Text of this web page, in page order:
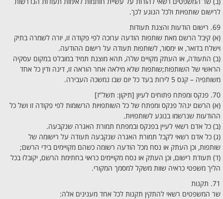
לרישום שותפויות ולכל הנוגע לכך.
69. רישום הודעות והצגת תעודות
(א) קיבל הרשם מאת שותפות הודעה ערוכה לפי פקודה זו, יורה לשמרה בתיק
וישלח בדואר, או ימסור, לשותפות תעודה על רישום ההודעה.
(ב) התעודה, או העתק מקויים שלה, תהא מוצגת תמיד במובלט במקום עסקיה
הראשי של השותפות;שותפות שלא מילאה אחר הוראה זו, דינה ודין כל אחד
משותפיה – קנס 5 לירות בעד כל יום שבו נמשכה העבירה.
70. פנקס ומפתח פתוחים לעיון [תיקון: תשל"ז]
(א) הרשם ינהל פנקס ומפתח של כל השותפויות הרשומות לפי פקודה זו ושל כל
ההודעות שנרשמו בנוגע לשותפויות.
(ב) כל אדם רשאי לעיין בפנקס ובמפתח תמורת האגרה שנקבעה.
(ג) כל אדם רשאי לקבל תמורת האגרה שנקבעה תעודה על רישומה של
שותפות, וכן העתק או נסח מכל הודעה רשומה כשהם מקויימים בידי הרשם;
(ד) תעודת רישום, וכן העתק או נסח מקויימים כראוי בחתימת הרשם, יקובלו בכל
הליך משפטי כראיה שוות משקל למסמך המקורי.
71. תקנות
שר המשפטים רשאי להתקין תקנות לכל אחד מענינים אלה: